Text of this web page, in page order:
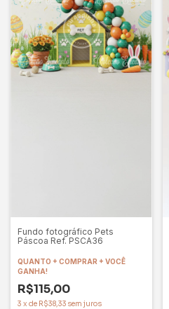
Fundo fotográfico Pets
Páscoa Ref. PSCA36
QUANTO + COMPRAR + VOCÊ
GANHA!
R$115,00
3 x de R$38,33 sem juros